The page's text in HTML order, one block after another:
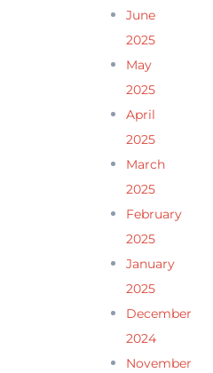
June
2025
May
2025
April
2025
March
2025
February
2025
January
2025
December
2024
November